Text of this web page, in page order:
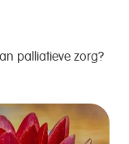
palliatieve zorg?